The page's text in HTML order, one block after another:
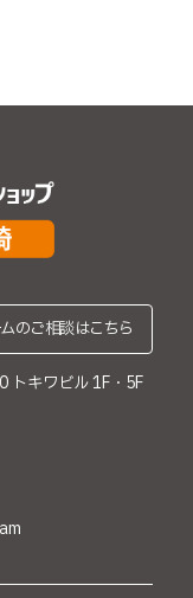
のご相談はこちら
キワビル 1F・5F